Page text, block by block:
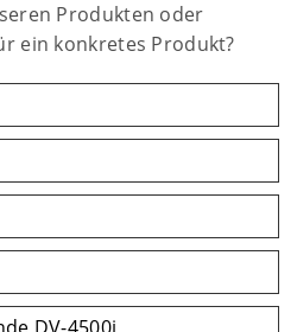
Produkten oder
ein konkretes Produkt?